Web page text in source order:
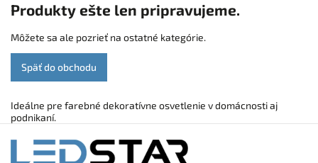
Produkty ešte len pripravujeme.
Môžete sa ale pozrieť na ostatné kategórie.
Späť do obchodu
Ideálne pre farebné dekoratívne osvetlenie v domácnosti aj
podnikaní.